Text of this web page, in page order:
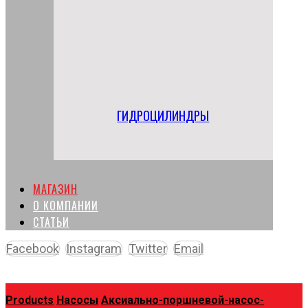
ГИДРОЦИЛИНДРЫ
МАГАЗИН
О КОМПАНИИ
СТАТЬИ
Facebook Instagram Twitter Email
Products Насосы Аксиально-поршневой-насос-